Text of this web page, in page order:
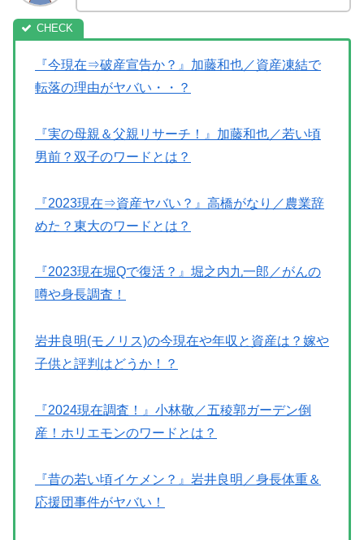
『今現在⇒破産宣告か？』加藤和也／資産凍結で
転落の理由がヤバい・・？
『実の母親＆父親リサーチ！』加藤和也／若い頃
男前？双子のワードとは？
『2023現在⇒資産ヤバい？』高橋がなり／農業辞
めた？東大のワードとは？
『2023現在堀Qで復活？』堀之内九一郎／がんの
噂や身長調査！
岩井良明(モノリス)の今現在や年収と資産は？嫁や
子供と評判はどうか！？
『2024現在調査！』小林敬／五稜郭ガーデン倒
産！ホリエモンのワードとは？
『昔の若い頃イケメン？』岩井良明／身長体重＆
応援団事件がヤバい！